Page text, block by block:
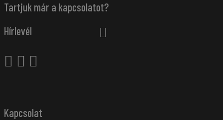
Tartjuk már a kapcsolatot?
Hírlevél
Kapcsolat